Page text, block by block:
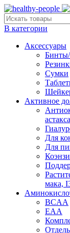
В категории
Аксессуары
Бинты/
Сумки
Активное
Для
Для
мака,
BCAA
EAA